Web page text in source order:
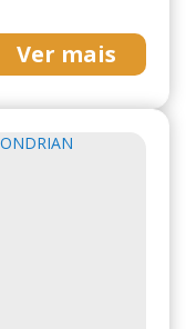
Ver mais